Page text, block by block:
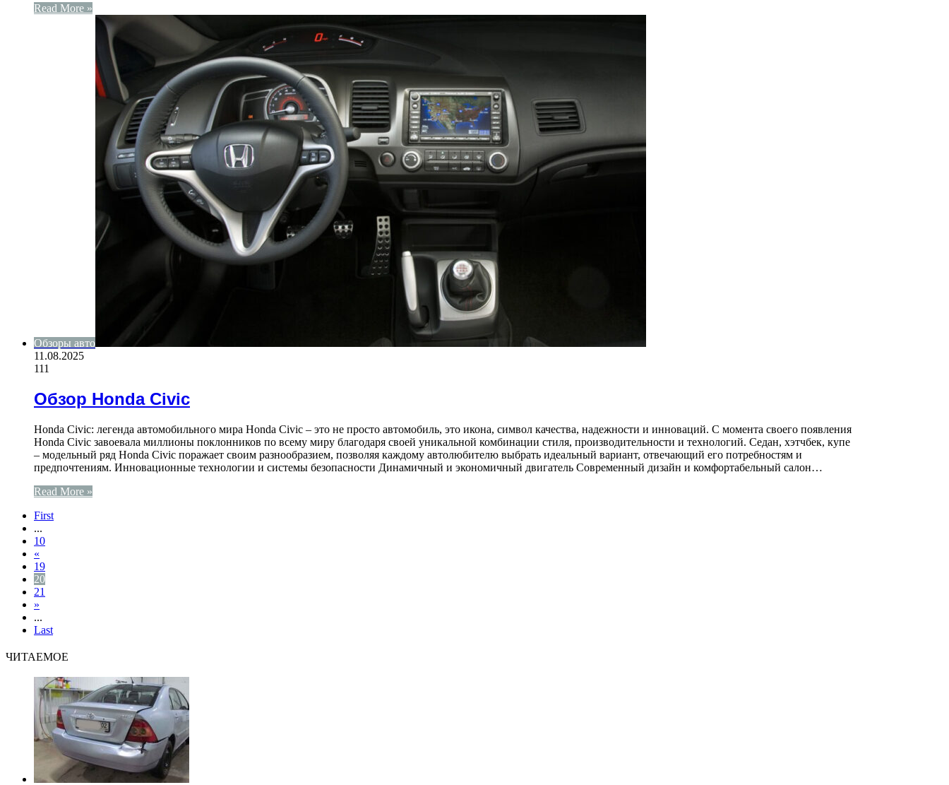
Read More »
Обзоры авто
11.08.2025
111
Обзор Honda Civic
Honda Civic: легенда автомобильного мира Honda Civic – это не просто автомобиль, это икона, символ качества, надежности и инноваций. С момента своего появления
Honda Civic завоевала миллионы поклонников по всему миру благодаря своей уникальной комбинации стиля, производительности и технологий. Седан, хэтчбек, купе
– модельный ряд Honda Civic поражает своим разнообразием, позволяя каждому автолюбителю выбрать идеальный вариант, отвечающий его потребностям и
предпочтениям. Инновационные технологии и системы безопасности Динамичный и экономичный двигатель Современный дизайн и комфортабельный салон…
Read More »
First
...
10
«
19
20
21
»
...
Last
ЧИТАЕМОЕ